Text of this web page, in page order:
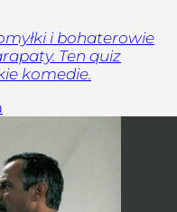
i bohaterowie
Ten quiz
komedie.